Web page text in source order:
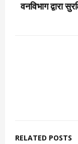
वनविभाग द्वारा
RELATED POSTS